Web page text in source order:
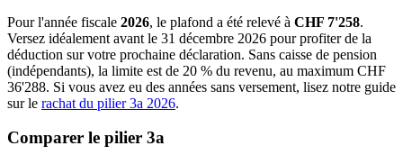
Pour l'année fiscale 2026, le plafond a été relevé à CHF 7'258.
Versez idéalement avant le 31 décembre 2026 pour profiter de la
déduction sur votre prochaine déclaration. Sans caisse de pension
(indépendants), la limite est de 20 % du revenu, au maximum CHF
36'288. Si vous avez eu des années sans versement, lisez notre guide
sur le rachat du pilier 3a 2026.
Comparer le pilier 3a